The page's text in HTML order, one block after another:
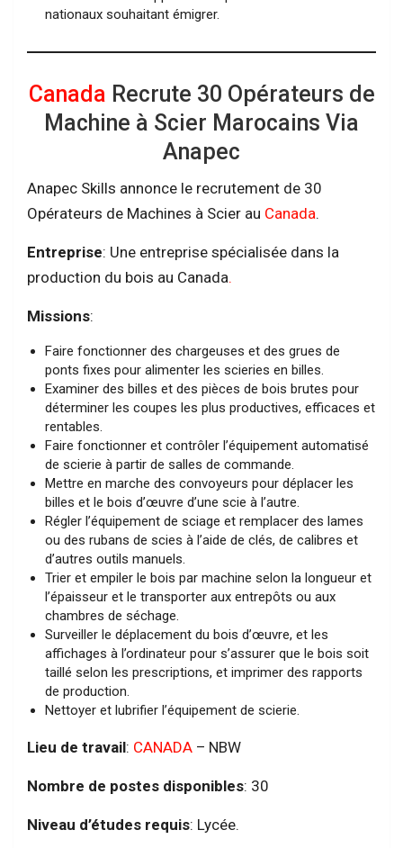
nationaux souhaitant émigrer.
Canada Recrute 30 Opérateurs de
Machine à Scier Marocains Via
Anapec
Anapec Skills annonce le recrutement de 30
Opérateurs de Machines à Scier au Canada.
Entreprise: Une entreprise spécialisée dans la
production du bois au Canada.
Missions:
Faire fonctionner des chargeuses et des grues de
ponts fixes pour alimenter les scieries en billes.
Examiner des billes et des pièces de bois brutes pour
déterminer les coupes les plus productives, efficaces et
rentables.
Faire fonctionner et contrôler l’équipement automatisé
de scierie à partir de salles de commande.
Mettre en marche des convoyeurs pour déplacer les
billes et le bois d’œuvre d’une scie à l’autre.
Régler l’équipement de sciage et remplacer des lames
ou des rubans de scies à l’aide de clés, de calibres et
d’autres outils manuels.
Trier et empiler le bois par machine selon la longueur et
l’épaisseur et le transporter aux entrepôts ou aux
chambres de séchage.
Surveiller le déplacement du bois d’œuvre, et les
affichages à l’ordinateur pour s’assurer que le bois soit
taillé selon les prescriptions, et imprimer des rapports
de production.
Nettoyer et lubrifier l’équipement de scierie.
Lieu de travail: CANADA – NBW
Nombre de postes disponibles: 30
Niveau d’études requis: Lycée.